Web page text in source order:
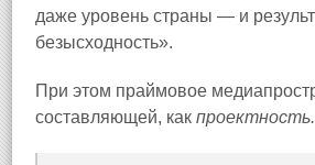
даже уровень страны — и
безысходность».
При этом праймовое
составляющей, как проектность.